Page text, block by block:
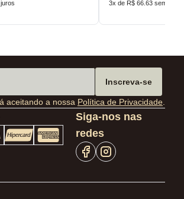
3x de R$ 66.63 sem juros
Inscreva-se
aceitando a nossa Política de Privacidade
Siga-nos nas
redes